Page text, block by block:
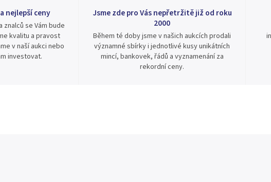
nejlepší ceny
se Vám bude
kvalitu a pravost
v naší aukci nebo
investovat.
Jsme zde pro Vás nepřetržitě již od roku
2000
Během té doby jsme v našich aukcích prodali
významné sbírky i jednotlivé kusy unikátních
mincí, bankovek, řádů a vyznamenání za
rekordní ceny.